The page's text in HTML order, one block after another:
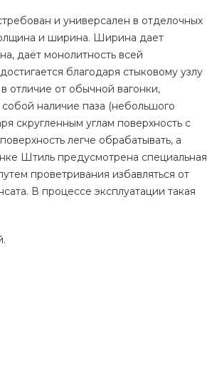
и универсален в отделочных
и ширина. Ширина дает
даёт монолитность всей
благодаря стыковому узлу
отличие от обычной вагонки,
наличие паза (небольшого
скругленным углам поверхность с
легче обрабатывать, а
Штиль предусмотрена специальная
проветривания избавляться от
В процессе эксплуатации такая